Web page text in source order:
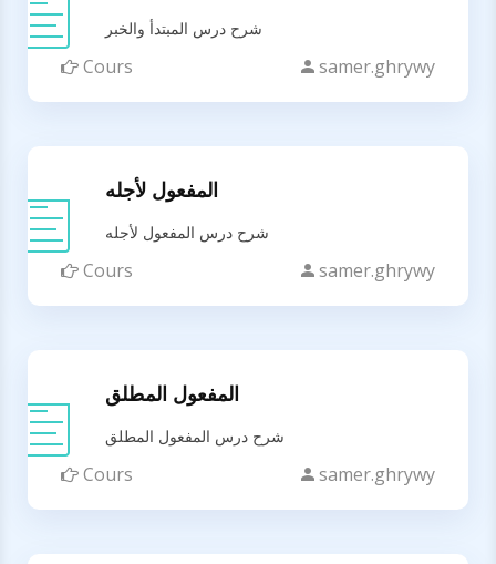
شرح درس المبتدأ والخبر
Cours samer.ghrywy
المفعول لأجله
شرح درس المفعول لأجله
Cours samer.ghrywy
المفعول المطلق
شرح درس المفعول المطلق
Cours samer.ghrywy